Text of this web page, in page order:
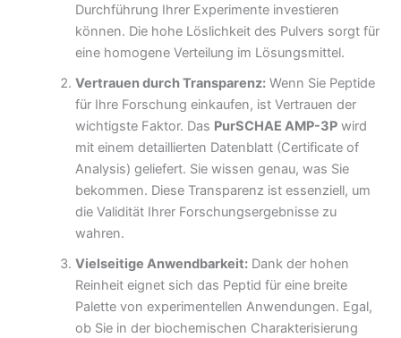
Durchführung Ihrer Experimente investieren
können. Die hohe Löslichkeit des Pulvers sorgt für
eine homogene Verteilung im Lösungsmittel.
Vertrauen durch Transparenz:Wenn Sie Peptide
für Ihre Forschung einkaufen, ist Vertrauen der
wichtigste Faktor. Das PurSCHAE AMP-3Pwird
mit einem detaillierten Datenblatt (Certificate of
Analysis) geliefert. Sie wissen genau, was Sie
bekommen. Diese Transparenz ist essenziell, um
die Validität Ihrer Forschungsergebnisse zu
wahren.
Vielseitige Anwendbarkeit:Dank der hohen
Reinheit eignet sich das Peptid für eine breite
Palette von experimentellen Anwendungen. Egal,
ob Sie in der biochemischen Charakterisierung